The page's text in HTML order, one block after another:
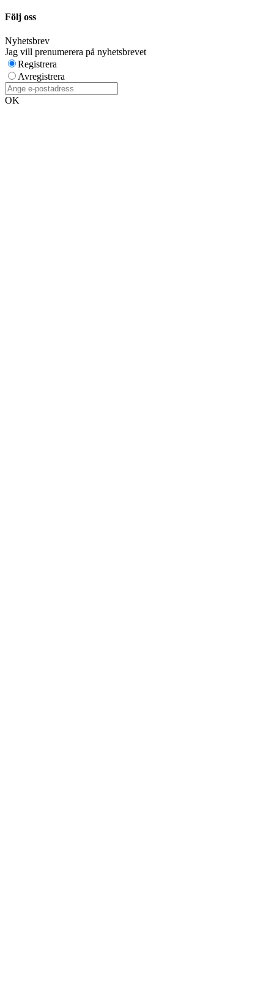
Följ oss
Nyhetsbrev
Jag vill prenumerera på nyhetsbrevet
Registrera
Avregistrera
OK